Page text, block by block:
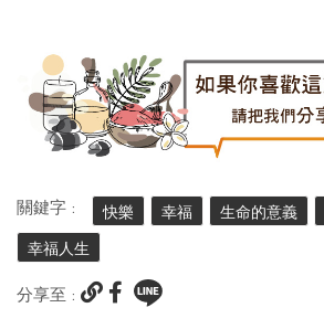
關鍵字 : 快樂 幸福 生命的意義
幸福人生
分享至 :